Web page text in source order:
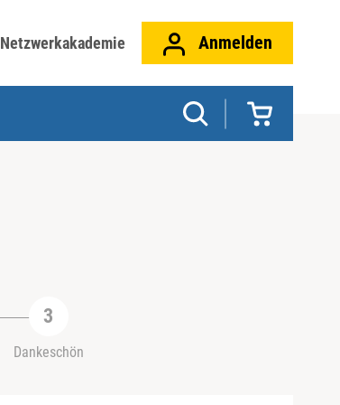
Netzwerkakademie Anmelden
Dankeschön